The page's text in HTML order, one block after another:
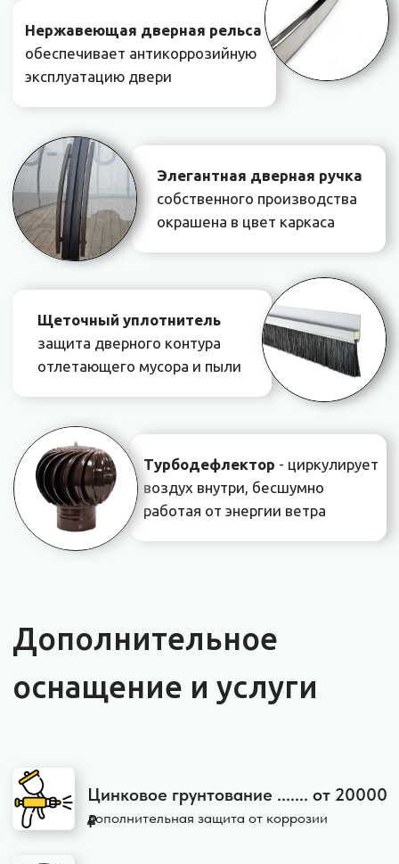
расслабляющую зону у себя дома
и наслаждаться плаванием в бассейне даже
в непогоду? Купол для бассейна — вот наш
придает бассейну не только элегантный вид,
достоинств.
Купол для бассейна продлевает сезон
купания на срок от двух до пяти месяцев.
года, вы сможете наслаждаться плаванием
в теплой и комфортной обстановке.
Купол для бассейна имеет прочную
конструкцию. Это обеспечивает долгий срок
службы и защиту от возможных аварийных
ситуаций. Вы можете не переживать
за безопасность детей и домашних
животных.
Купол для бассейна создает закрытый
контур который можно отапливать
электрическими приборами продлевая
сезон. Температура воды внутри купола
Купол для бассейна защищает воду
от загрязнений. Это уменьшает затраты
Продление сезона купания